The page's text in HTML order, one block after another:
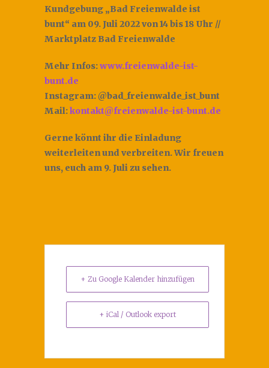
Kundgebung „Bad Freienwalde ist
bunt“ am 09. Juli 2022 von 14 bis 18 Uhr //
Marktplatz Bad Freienwalde
Mehr Infos:www.freienwalde-ist-
bunt.de
Instagram: @bad_freienwalde_ist_bunt
Mail:kontakt@freienwalde-ist-bunt.de
Gerne könnt ihr die Einladung
weiterleiten und verbreiten. Wir freuen
uns, euch am 9. Juli zu sehen.
+ Zu Google Kalender hinzufügen
+ iCal / Outlook export